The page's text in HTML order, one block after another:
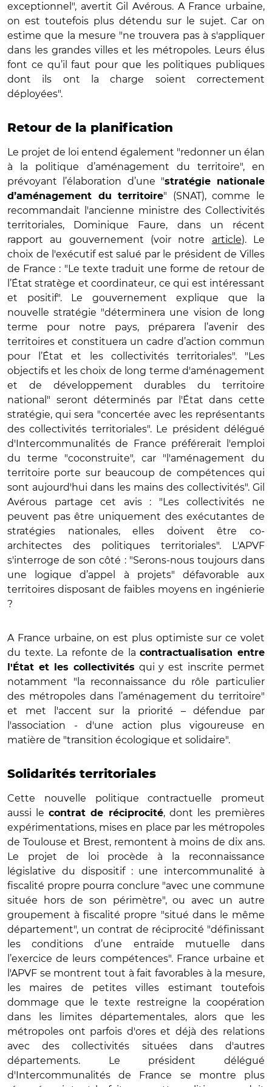
exceptionnel", avertit Gil Avérous. A France urbaine,
on est toutefois plus détendu sur le sujet. Car on
estime que la mesure "ne trouvera pas à s'appliquer
dans les grandes villes et les métropoles. Leurs élus
font ce qu’il faut pour que les politiques publiques
dont ils ont la charge soient correctement
déployées".
Retour de la planification
Le projet de loi entend également "redonner un élan
à la politique d’aménagement du territoire", en
prévoyant l’élaboration d’une "stratégie nationale
d’aménagement du territoire" (SNAT), comme le
recommandait l'ancienne ministre des Collectivités
territoriales, Dominique Faure, dans un récent
rapport au gouvernement (voir notre article). Le
choix de l'exécutif est salué par le président de Villes
de France : "Le texte traduit une forme de retour de
l’État stratège et coordinateur, ce qui est intéressant
et positif". Le gouvernement explique que la
nouvelle stratégie "déterminera une vision de long
terme pour notre pays, préparera l’avenir des
territoires et constituera un cadre d’action commun
pour l’État et les collectivités territoriales". "Les
objectifs et les choix de long terme d'aménagement
et de développement durables du territoire
national" seront déterminés par l'État dans cette
stratégie, qui sera "concertée avec les représentants
des collectivités territoriales". Le président délégué
d'Intercommunalités de France préférerait l'emploi
du terme "coconstruite", car "l'aménagement du
territoire porte sur beaucoup de compétences qui
sont aujourd'hui dans les mains des collectivités". Gil
Avérous partage cet avis : "Les collectivités ne
peuvent pas être uniquement des exécutantes de
stratégies nationales, elles doivent être co-
architectes des politiques territoriales". L'APVF
s'interroge de son côté : "Serons-nous toujours dans
une logique d’appel à projets" défavorable aux
territoires disposant de faibles moyens en ingénierie
?
A France urbaine, on est plus optimiste sur ce volet
du texte. La refonte de lacontractualisation entre
l'État et les collectivités qui y est inscrite permet
notamment "la reconnaissance du rôle particulier
des métropoles dans l’aménagement du territoire"
et met l'accent sur la priorité – défendue par
l'association - d'une action plus vigoureuse en
matière de "transition écologique et solidaire".
Solidarités territoriales
Cette nouvelle politique contractuelle promeut
aussi lecontrat de réciprocité, dont les premières
expérimentations, mises en place par les métropoles
de Toulouse et Brest, remontent à moins de dix ans.
Le projet de loi procède à la reconnaissance
législative du dispositif : une intercommunalité à
fiscalité propre pourra conclure "avec une commune
située hors de son périmètre", ou avec un autre
groupement à fiscalité propre "situé dans le même
département", un contrat de réciprocité "définissant
les conditions d’une entraide mutuelle dans
l’exercice de leurs compétences". France urbaine et
l'APVF se montrent tout à fait favorables à la mesure,
les maires de petites villes estimant toutefois
dommage que le texte restreigne la coopération
dans les limites départementales, alors que les
métropoles ont parfois d'ores et déjà des relations
avec des collectivités situées dans d'autres
départements. Le président délégué
d'Intercommunalités de France se montre plus